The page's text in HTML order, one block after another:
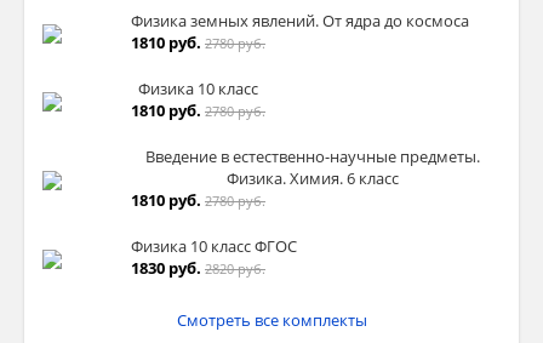
Физика земных явлений. От ядра до космоса
1810 руб. 2780 руб.
Физика 10 класс
1810 руб. 2780 руб.
Введение в естественно-научные предметы.
Физика. Химия. 6 класс
1810 руб. 2780 руб.
Физика 10 класс ФГОС
1830 руб. 2820 руб.
Смотреть все комплекты